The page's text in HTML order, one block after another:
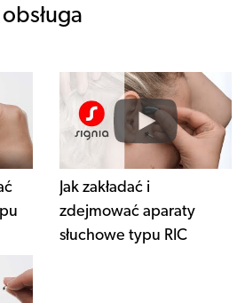
Jak zakładać i
zdejmować aparaty
słuchowe typu RIC